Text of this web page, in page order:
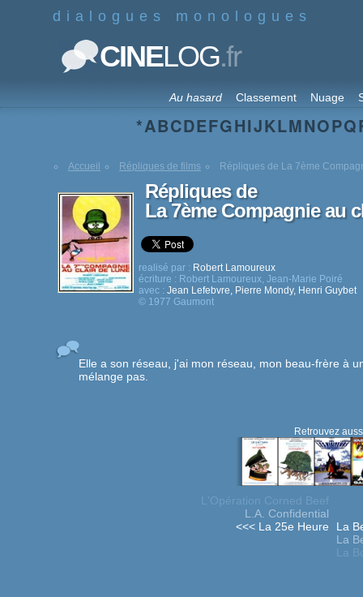
dialogues monologues
CINELOG.fr
Au hasard Classement Nuage
*ABCDEFGHIJKLMNOPQ
Accueil Répliques de films Répliques de La 7ème
Répliques de
La 7ème Compagnie au
realisé par : Robert Lamoureux
écriture : Robert Lamoureux, Jean-Marie Poiré
avec : Jean Lefebvre, Pierre Mondy, Henri Guybet
© 1977 Gaumont
Elle a son réseau, j'ai mon réseau, mon beau-frère à
mélange pas.
Retrouvez
L'Opération Corned Beef
L.A. Confidential
<<< La 25e Heure
La
La
La